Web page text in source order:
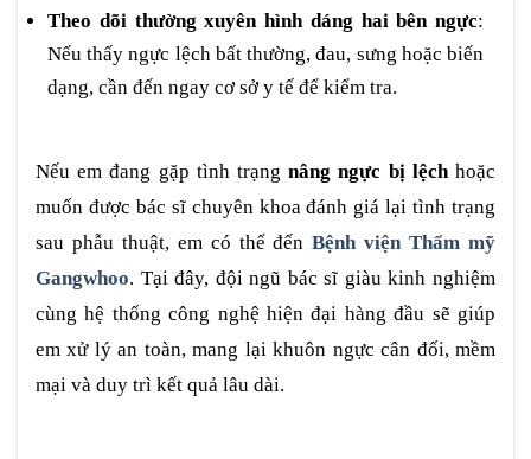
Theo dõi thường xuyên hình dáng hai bên ngực:
Nếu thấy ngực lệch bất thường, đau, sưng hoặc biến
dạng, cần đến ngay cơ sở y tế để kiểm tra.
Nếu em đang gặp tình trạngnâng ngực bị lệchhoặc
muốn được bác sĩ chuyên khoa đánh giá lại tình trạng
sau phẫu thuật, em có thể đếnBệnh viện Thẩm mỹ
Gangwhoo. Tại đây, đội ngũ bác sĩ giàu kinh nghiệm
cùng hệ thống công nghệ hiện đại hàng đầu sẽ giúp
em xử lý an toàn, mang lại khuôn ngực cân đối, mềm
mại và duy trì kết quả lâu dài.